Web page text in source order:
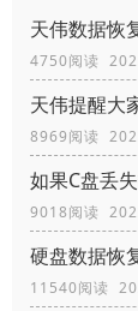
天伟数据恢
4750阅读
天伟提醒大
8969阅读
如果C盘丢
9018阅读
硬盘数据恢
11540阅读